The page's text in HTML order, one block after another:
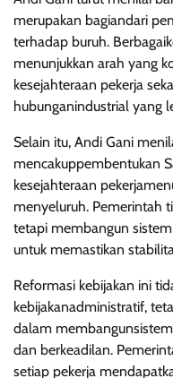
merupakan bagiandari
terhadap buruh.
menunjukkan arah yang
kesejahteraan pekerja
hubunganindustrial yang
Selain itu, Andi Gani
mencakuppembentukan
kesejahteraan
menyeluruh. Pemerintah
tetapi membangun
untuk memastikan
Reformasi kebijakan ini
kebijakanadministratif,
dalam
dan berkeadilan.
setiap pekerja